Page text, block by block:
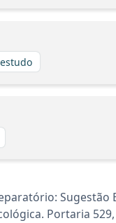
Portaria